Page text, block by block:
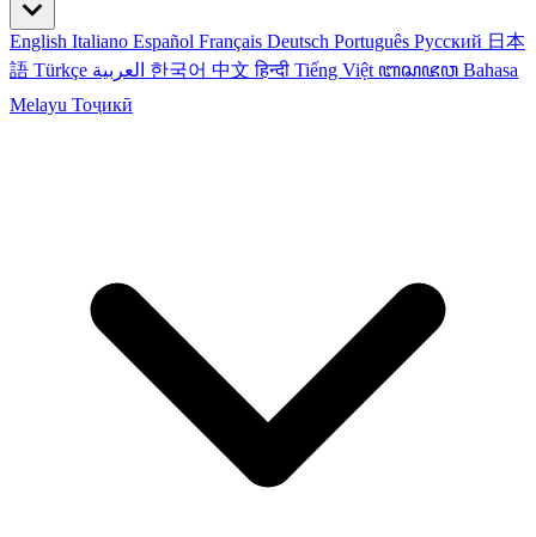
English Italiano Español Français Deutsch Português Русский 日本
語 Türkçe 한국어 中文हिन्दी Tiếng Việt ꦧꦱꦗꦮ Bahasa
Melayu Тоҷикӣ